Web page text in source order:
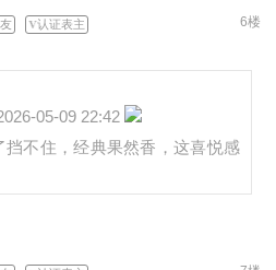
认证表主 6楼
05-09 22:42
不住，经典果然香，这喜悦感